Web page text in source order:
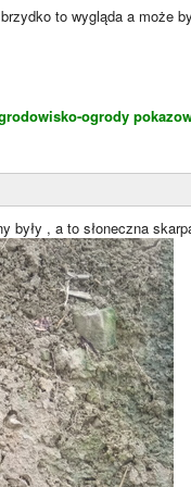
to wygląda a może
ogrody
były , a to słoneczna